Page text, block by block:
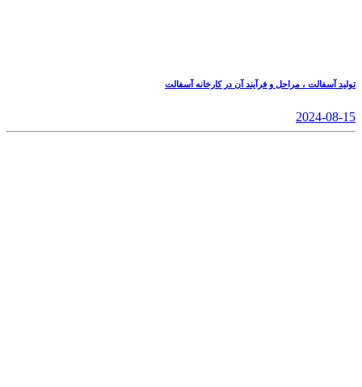
تولید آسفالت ، مراحل و فرآیند آن در کارخانه آسفالت
2024-08-15